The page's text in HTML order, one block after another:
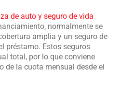
de auto y seguro de vida
normalmente se
amplia y un seguro de
préstamo. Estos seguros
total, por lo que conviene
de la cuota mensual desde el